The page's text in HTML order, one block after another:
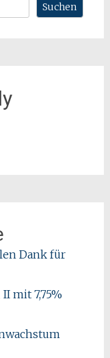
Suchen
Dank für
mit 7,75%